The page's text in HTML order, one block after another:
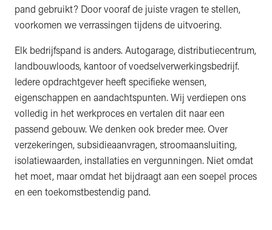
pand gebruikt? Door vooraf de juiste vragen te stellen,
voorkomen we verrassingen tijdens de uitvoering.
Elk bedrijfspand is anders. Autogarage, distributiecentrum,
landbouwloods, kantoor of voedselverwerkingsbedrijf.
Iedere opdrachtgever heeft specifieke wensen,
eigenschappen en aandachtspunten. Wij verdiepen ons
volledig in het werkproces en vertalen dit naar een
passend gebouw. We denken ook breder mee. Over
verzekeringen, subsidieaanvragen, stroomaansluiting,
isolatiewaarden, installaties en vergunningen. Niet omdat
het moet, maar omdat het bijdraagt aan een soepel proces
en een toekomstbestendig pand.